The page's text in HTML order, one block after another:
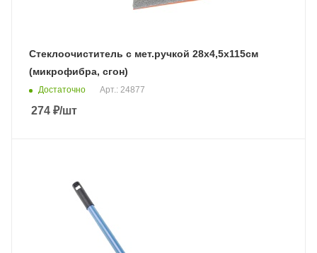
Стеклоочиститель с мет.ручкой 28х4,5х115см
(микрофибра, сгон)
Достаточно Арт.: 24877
274 ₽/шт